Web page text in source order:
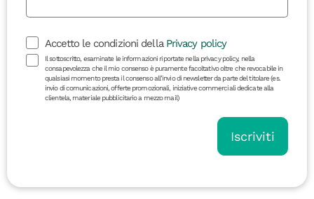
Accetto le condizioni della Privacy policy
Il sottoscritto, esaminate le informazioni riportate nella privacy policy, nella
consapevolezza che il mio consenso è puramente facoltativo oltre che revocabile in
qualsiasi momento presta il consenso all’invio di newsletter da parte del titolare (es.
invio di comunicazioni, offerte promozionali, iniziative commerciali dedicate alla
clientela, materiale pubblicitario a mezzo mail)
Iscriviti